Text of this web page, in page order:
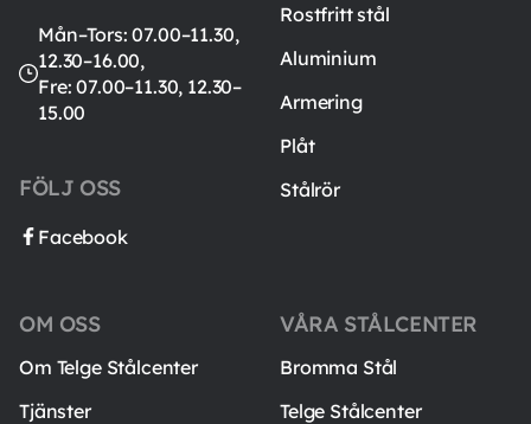
Mån–Tors: 07.00–11.30,
12.30–16.00,
Fre: 07.00–11.30, 12.30–
15.00
FÖLJ OSS
Facebook
Rostfritt stål
Aluminium
Armering
Plåt
Stålrör
VÅRA STÅLCENTER
Bromma Stål
Telge Stålcenter
OM OSS
Om Telge Stålcenter
Tjänster